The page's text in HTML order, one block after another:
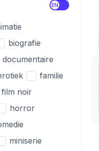
biografie
documentaire
familie
film noir
horror
miniserie